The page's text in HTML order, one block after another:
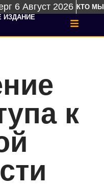
6 Август 2026 КТО МЫ
ИЗДАНИЕ
к